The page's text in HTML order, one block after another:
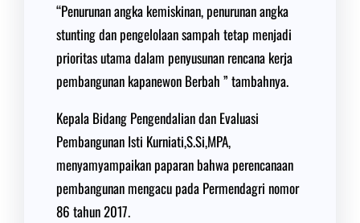
“Penurunan angka kemiskinan, penurunan angka
stunting dan pengelolaan sampah tetap menjadi
prioritas utama dalam penyusunan rencana kerja
pembangunan kapanewon Berbah ” tambahnya.
Kepala Bidang Pengendalian dan Evaluasi
Pembangunan Isti Kurniati,S.Si,MPA,
menyamyampaikan paparan bahwa perencanaan
pembangunan mengacu pada Permendagri nomor
86 tahun 2017.